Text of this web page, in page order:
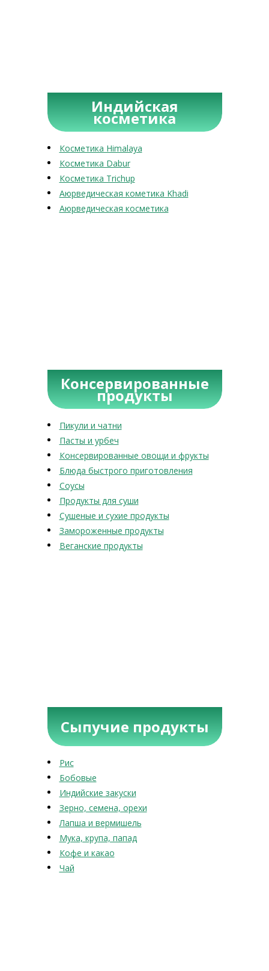
Индийская
косметика
Косметика Himalaya
Косметика Dabur
Косметика Trichup
Аюрведическая кометика Khadi
Аюрведическая косметика
Консервированные
продукты
Пикули и чатни
Пасты и урбеч
Консервированные овощи и фрукты
Блюда быстрого приготовления
Соусы
Продукты для суши
Сушеные и сухие продукты
Замороженные продукты
Веганские продукты
Сыпучие продукты
Рис
Бобовые
Индийские закуски
Зерно, семена, орехи
Лапша и вермишель
Мука, крупа, папад
Кофе и какао
Чай